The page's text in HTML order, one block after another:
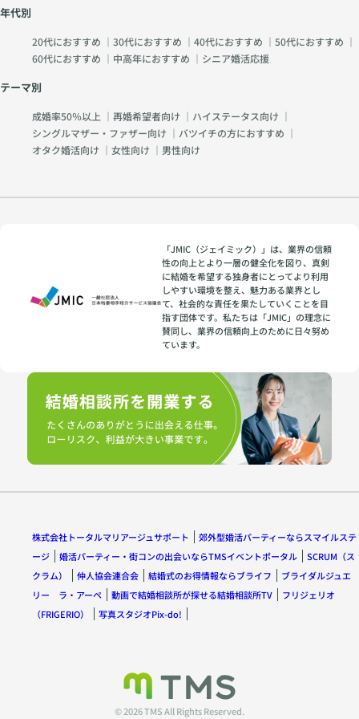
年代別
20代におすすめ ｜ 30代におすすめ ｜ 40代におすすめ ｜ 50代におすすめ ｜
60代におすすめ ｜ 中高年におすすめ ｜ シニア婚活応援
テーマ別
成婚率50％以上 ｜ 再婚希望者向け ｜ ハイステータス向け ｜
シングルマザー・ファザー向け ｜ バツイチの方におすすめ ｜
オタク婚活向け ｜ 女性向け ｜ 男性向け
「JMIC（ジェイミック）」は、業界の信頼
性の向上とより一層の健全化を図り、真剣
に結婚を希望する独身者にとってより利用
しやすい環境を整え、魅力ある業界とし
て、社会的な責任を果たしていくことを目
指す団体です。私たちは「JMIC」の理念に
賛同し、業界の信頼向上のために日々努め
ています。
株式会社トータルマリアージュサポート
郊外型婚活パーティーならスマイルステ
ージ
婚活パーティー・街コンの出会いならTMSイベントポータル
SCRUM（ス
クラム）
仲人協会連合会 結婚式のお得情報ならブライフ
ブライダルジュエ
リー ラ・アーペ
動画で結婚相談所が探せる結婚相談所TV
フリジェリオ
（FRIGERIO）
写真スタジオPix-do!
© 2026 TMS All Rights Reserved.